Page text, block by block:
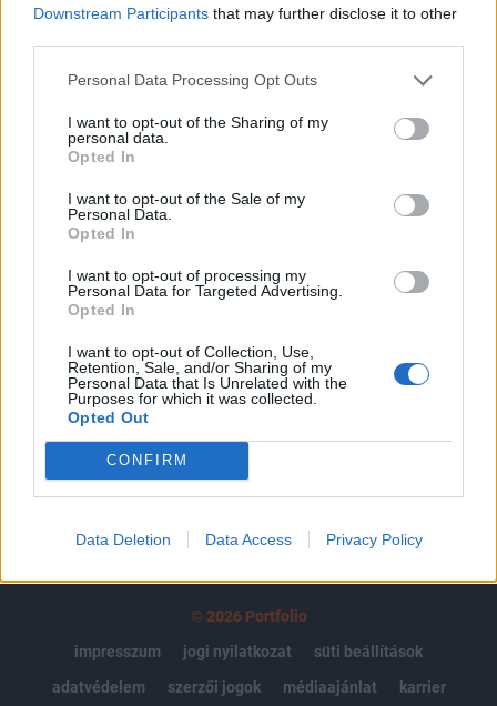
Downstream Participants that may further disclose it to other
Personal Data Processing Opt Outs
I want to opt-out of the Sharing of my
personal data.
Opted In
I want to opt-out of the Sale of my
Personal Data.
Opted In
I want to opt-out of processing my
Personal Data for Targeted Advertising.
Opted In
I want to opt-out of Collection, Use,
Retention, Sale, and/or Sharing of my
Personal Data that Is Unrelated with the
Purposes for which it was collected.
Opted Out
CONFIRM
Data Deletion Data Access Privacy Policy
évfordulója....
KEDVES OLVASÓNK!
A keresett cikk a portfolio.hu hírarchívumához
tartozik, melynek olvasása előfizetéses
Az előfizetés a következőket tartalmazza:
Kötéslisták: BÉT elmúlt 2 év napon belüli
kötéslistái
Előfizetés
MÁR ELŐFIZETŐNK VAGY?BEJELENTKEZÉS
© 2026 Portfolio
impresszum
jogi nyilatkozat
süti beállítások
adatvédelem
szerzői jogok médiaajánlat
karrier